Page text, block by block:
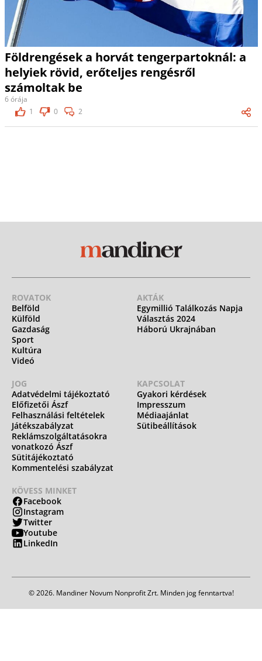
Földrengések a horvát tengerpartoknál: a
helyiek rövid, erőteljes rengésről
számoltak be
6 órája
1
0 2
ROVATOK
Belföld
Külföld
Gazdaság
Sport
Kultúra
Videó
AKTÁK
Egymillió Találkozás Napja
Választás 2024
Háború Ukrajnában
JOG
Adatvédelmi tájékoztató
Előfizetői Ászf
Felhasználási feltételek
Játékszabályzat
Reklámszolgáltatásokra
vonatkozó Ászf
Sütitájékoztató
Kommentelési szabályzat
KAPCSOLAT
Gyakori kérdések
Impresszum
Médiaajánlat
Sütibeállítások
KÖVESS MINKET
Facebook
Instagram
Twitter
Youtube
LinkedIn
© 2026. Mandiner Novum Nonprofit Zrt. Minden jog fenntartva!